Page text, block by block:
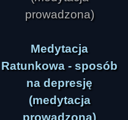
Medytacja
Ratunkowa - sposób
na depresję
(medytacja
prowadzona)